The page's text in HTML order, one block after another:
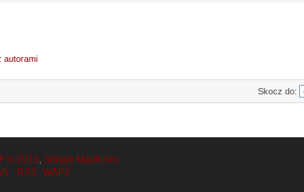
autorami
Skocz do:
© 2013 Simple Machines
RSS WAP2